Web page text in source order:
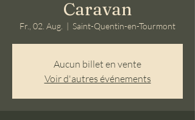
Caravan
Fr., 02. Aug.
  |
Saint-Quentin-en-Tourmont
Aucun billet en vente
Voir d'autres événements